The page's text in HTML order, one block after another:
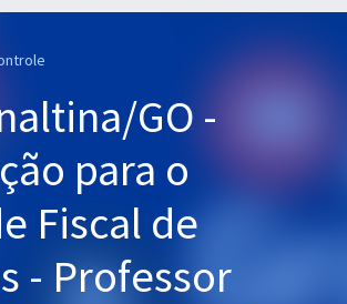
GO -
para o
Fiscal de
- Professor